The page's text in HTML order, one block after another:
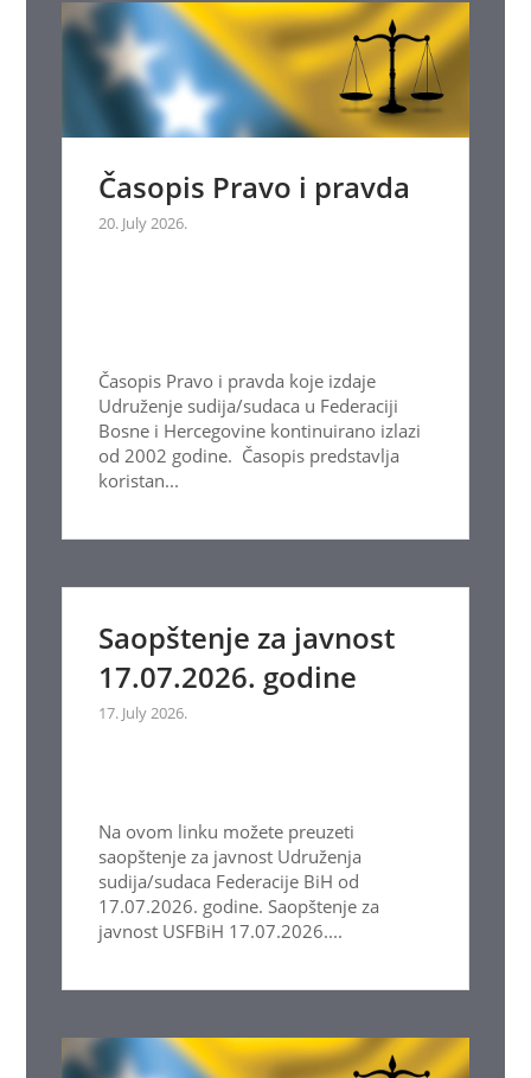
Časopis Pravo i pravda
20. July 2026.
Časopis Pravo i pravda koje izdaje
Udruženje sudija/sudaca u Federaciji
Bosne i Hercegovine kontinuirano izlazi
od 2002 godine. Časopis predstavlja
koristan...
Saopštenje za javnost
17.07.2026. godine
17. July 2026.
Na ovom linku možete preuzeti
saopštenje za javnost Udruženja
sudija/sudaca Federacije BiH od
17.07.2026. godine. Saopštenje za
javnost USFBiH 17.07.2026....